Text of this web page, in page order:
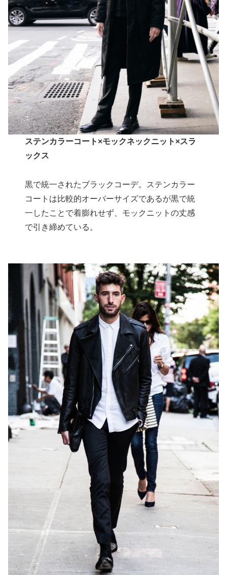
ステンカラーコート×モックネックニット×スラ
ックス
黒で統一されたブラックコーデ。ステンカラー
コートは比較的オーバーサイズであるが黒で統
一したことで着膨れせず、モックニットの丈感
で引き締めている。